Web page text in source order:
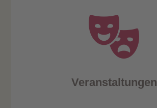
Veranstaltungen